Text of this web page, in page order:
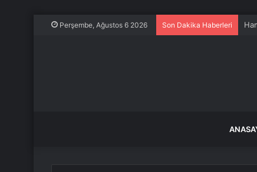
Perşembe, Ağustos 6 2026 Son Dakika Haberleri